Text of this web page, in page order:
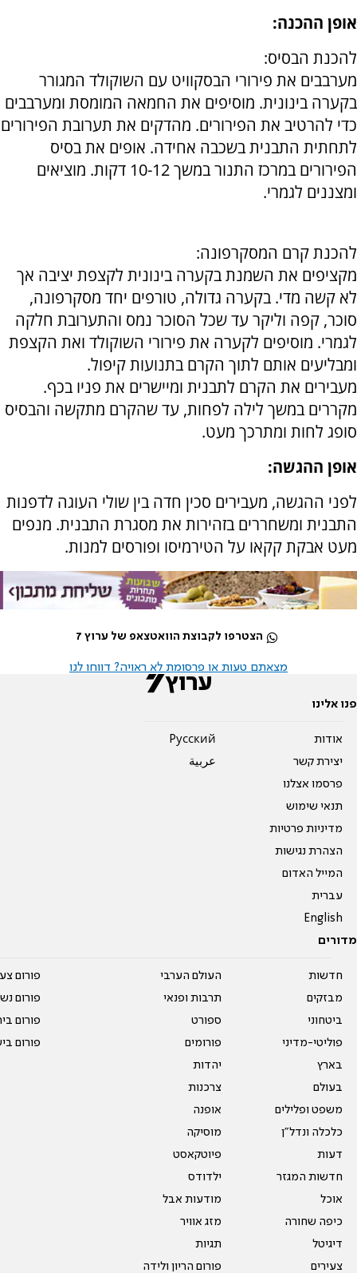
אופן ההכנה:
להכנת הבסיס:
מערבבים את פירורי הבסקוויט עם השוקולד המגורר
בקערה בינונית. מוסיפים את החמאה המומסת ומערבבים
כדי להרטיב את הפירורים. מהדקים את תערובת הפירורים
לתחתית התבנית בשכבה אחידה. אופים את בסיס
הפירורים במרכז התנור במשך 10-12 דקות. מוציאים
ומצננים לגמרי.
להכנת קרם המסקרפונה:
מקציפים את השמנת בקערה בינונית לקצפת יציבה אך
לא קשה מדי. בקערה גדולה, טורפים יחד מסקרפונה,
סוכר, קפה וליקר עד שכל הסוכר נמס והתערובת חלקה
לגמרי. מוסיפים לקערה את פירורי השוקולד ואת הקצפת
ומבליעים אותם לתוך הקרם בתנועות קיפול.
מעבירים את הקרם לתבנית ומיישרים את פניו בכף.
מקררים במשך לילה לפחות, עד שהקרם מתקשה והבסיס
סופג לחות ומתרכך מעט.
אופן ההגשה:
לפני ההגשה, מעבירים סכין חדה בין שולי העוגה לדפנות
התבנית ומשחררים בזהירות את מסגרת התבנית. מנפים
מעט אבקת קקאו על הטירמיסו ופורסים למנות.
הצטרפו לקבוצת הוואטצאפ של ערוץ 7
מצאתם טעות או פרסומת לא ראויה? דווחו לנו
פנו אלינו
אודות
יצירת קשר
פרסמו אצלנו
תנאי שימוש
מדיניות פרטיות
הצהרת נגישות
המייל האדום
עברית
English
Pусский
عربية
מדורים
חדשות
מבזקים
ביטחוני
פוליטי-מדיני
בארץ
בעולם
משפט ופלילים
כלכלה ונדל"ן
דעות
חדשות המגזר
אוכל
כיפה שחורה
דיגיטל
צעירים
העולם הערבי
תרבות ופנאי
ספורט
פורומים
יהדות
צרכנות
אופנה
מוסיקה
פיוטקאסט
ילדודס
מודעות אבל
מזג אוויר
תגיות
פורום הריון ולידה
פורום
פורום
פורום
פורום